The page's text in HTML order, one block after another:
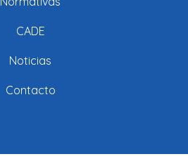
CADE
Noticias
Contacto